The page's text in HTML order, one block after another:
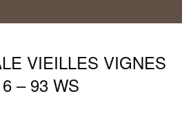
VIEILLES VIGNES
– 93 WS